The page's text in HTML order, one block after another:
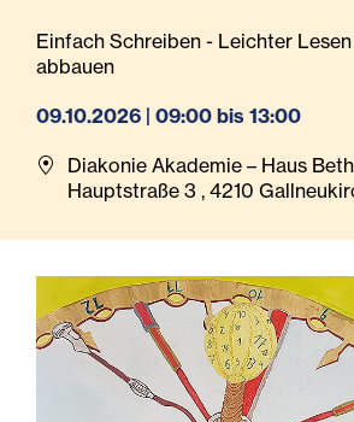
Einfach Schreiben - Leichter
abbauen
09.10.2026 | 09:00 bis 13:00
Diakonie Akademie – Haus
Hauptstraße 3 , 4210